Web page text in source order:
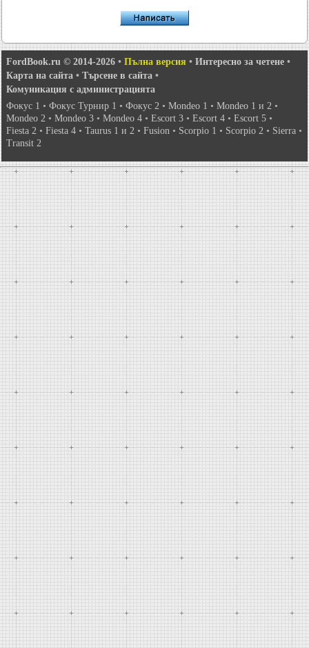
FordBook.ru © 2014-2026 • Пълна версия • Интересно за четене •
Карта на сайта • Търсене в сайта •
Комуникация с администрацията
Фокус 1 • Фокус Турнир 1 • Фокус 2 • Mondeo 1 • Mondeo 1 и 2 •
Mondeo 2 • Mondeo 3 • Mondeo 4 • Escort 3 • Escort 4 • Escort 5 •
Fiesta 2 • Fiesta 4 • Taurus 1 и 2 • Fusion • Scorpio 1 • Scorpio 2 • Sierra •
Transit 2